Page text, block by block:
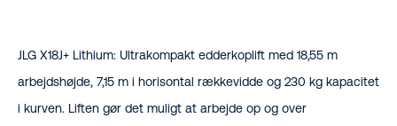
JLG X18J+ Lithium: Ultrakompakt edderkoplift med 18,55 m
arbejdshøjde, 7,15 m i horisontal rækkevidde og 230 kg kapacitet
i kurven. Liften gør det muligt at arbejde op og over